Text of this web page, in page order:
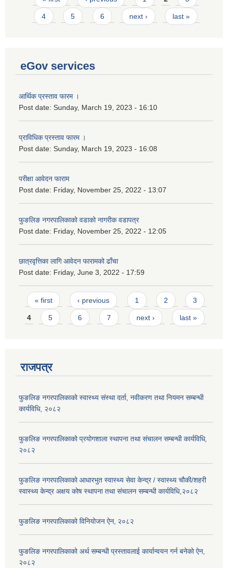
4 5 6 next › last »
eGov services
आर्थिक प्रस्ताव फारम ।
Post date: Sunday, March 19, 2023 - 16:10
प्राविधिक प्रस्ताव फारम ।
Post date: Sunday, March 19, 2023 - 16:08
परीक्षा आवेदन फाराम
Post date: Friday, November 25, 2022 - 13:07
फुङलिङ नगरपालिकाको वडाको नागरीक वडापत्र
Post date: Friday, November 25, 2022 - 12:05
छात्रवृत्तिका लागि आवेदन फारामको ढाँचा
Post date: Friday, June 3, 2022 - 17:59
Pages
« first ‹ previous 1 2 3
4 5 6 7 next › last »
राजपत्र
फुङलिङ नगरपालिकाको स्वास्थ्य संस्था दर्ता, नवीकरण तथा नियमन सम्बन्धी
कार्यविधि, २०८२
फुङलिङ नगरपालिकाको प्रयोगशाला स्थापना तथा संचालन सम्बन्धी कार्यविधि‚
२०८२
फुङलिङ नगरपालिकाको आधारभुत स्वास्थ्य सेवा केन्द्र / स्वास्थ्य चौकी/शहरी
स्वास्थ्य केन्द्र अक्षय कोष स्थापना तथा संचालन सम्बन्धी कार्यविधि,२०८२
फुङलिङ नगरपालिकाको विनियोजन ऐन‚ २०८२
फुङलिङ नगरपालिकाको अर्थ सम्बन्धी प्रस्तावलाई कार्यान्वयन गर्न बनेको ऐन‚
२०८२